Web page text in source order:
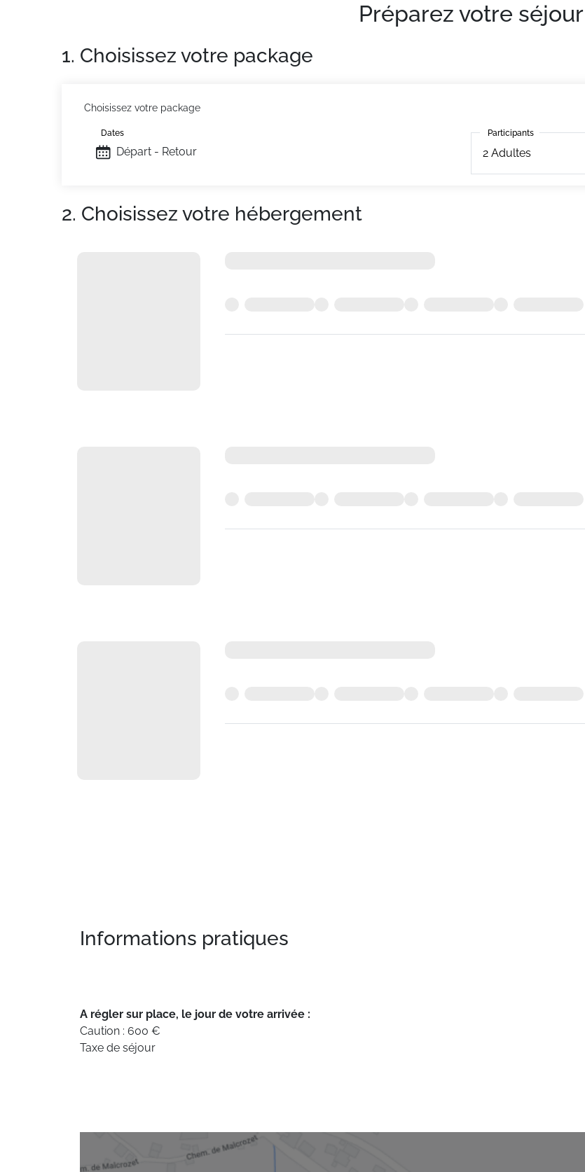
Préparez votre séjour
1. Choisissez votre package
Choisissez votre package
Départ - Retour
Dates Participants
2 Adultes
Participants
2. Choisissez votre hébergement
Informations pratiques
A régler sur place, le jour de votre arrivée :
Caution : 600 €
Taxe de séjour